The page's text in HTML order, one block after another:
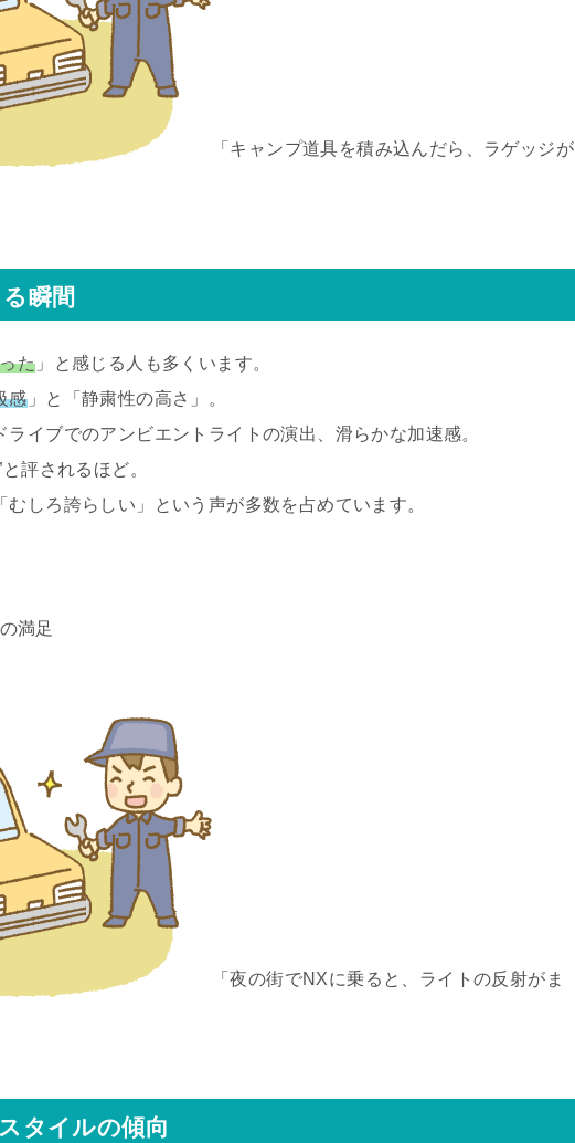
「キャンプ道具を積み込んだら、ラゲッジが
瞬間
た 」と感じる人も多くいます。
感」と「静粛性の高さ」。
イブでのアンビエントライトの演出、滑らかな加速感。
評されるほど。
むしろ誇らしい」という声が多数を占めています。
満足
「夜の街でNXに乗ると、ライトの反射がま
タイルの傾向